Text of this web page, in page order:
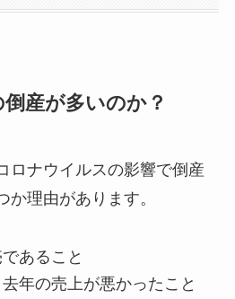
産が多いのか？
ロナウイルスの影響で倒産
か理由があります。
あること
年の売上が悪かったこと